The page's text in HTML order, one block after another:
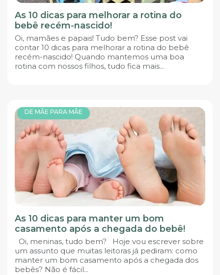
As 10 dicas para melhorar a rotina do
bebê recém-nascido!
Oi, mamães e papais! Tudo bem? Esse post vai
contar 10 dicas para melhorar a rotina do bebê
recém-nascido! Quando mantemos uma boa
rotina com nossos filhos, tudo fica mais...
DE MÃE PARA MÃE
As 10 dicas para manter um bom
casamento após a chegada do bebê!
Oi, meninas, tudo bem? Hoje vou escrever sobre
um assunto que muitas leitoras já pediram: como
manter um bom casamento após a chegada dos
bebês? Não é fácil...